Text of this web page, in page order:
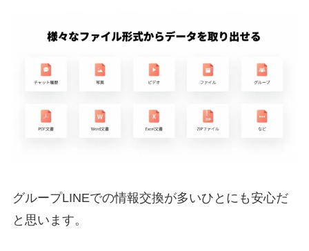
グループLINEでの情報交換が多いひとにも安心だ
と思います。